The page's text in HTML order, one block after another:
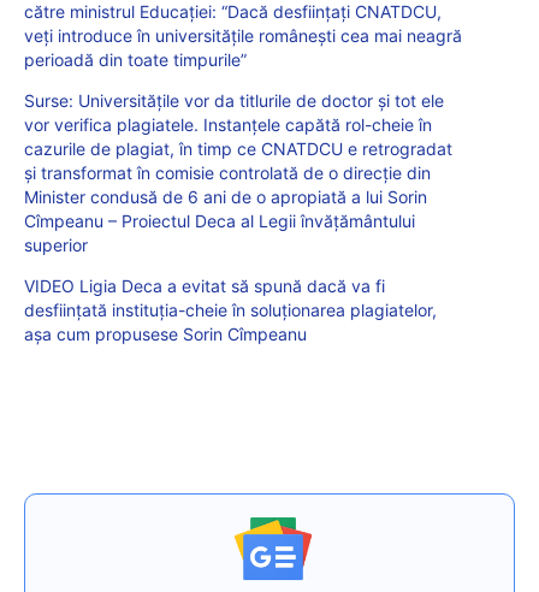
către ministrul Educației: “Dacă desființați CNATDCU,
veți introduce în universitățile românești cea mai neagră
perioadă din toate timpurile”
Surse: Universitățile vor da titlurile de doctor și tot ele
vor verifica plagiatele. Instanțele capătă rol-cheie în
cazurile de plagiat, în timp ce CNATDCU e retrogradat
și transformat în comisie controlată de o direcție din
Minister condusă de 6 ani de o apropiată a lui Sorin
Cîmpeanu – Proiectul Deca al Legii învățământului
superior
VIDEO Ligia Deca a evitat să spună dacă va fi
desființată instituția-cheie în soluționarea plagiatelor,
așa cum propusese Sorin Cîmpeanu